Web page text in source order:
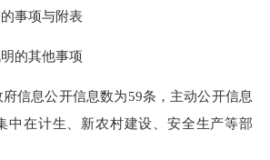
事项与附表
明的其他事项
府信息公开信息数为59条，主动公开信息
中在计生、新农村建设、安全生产等部